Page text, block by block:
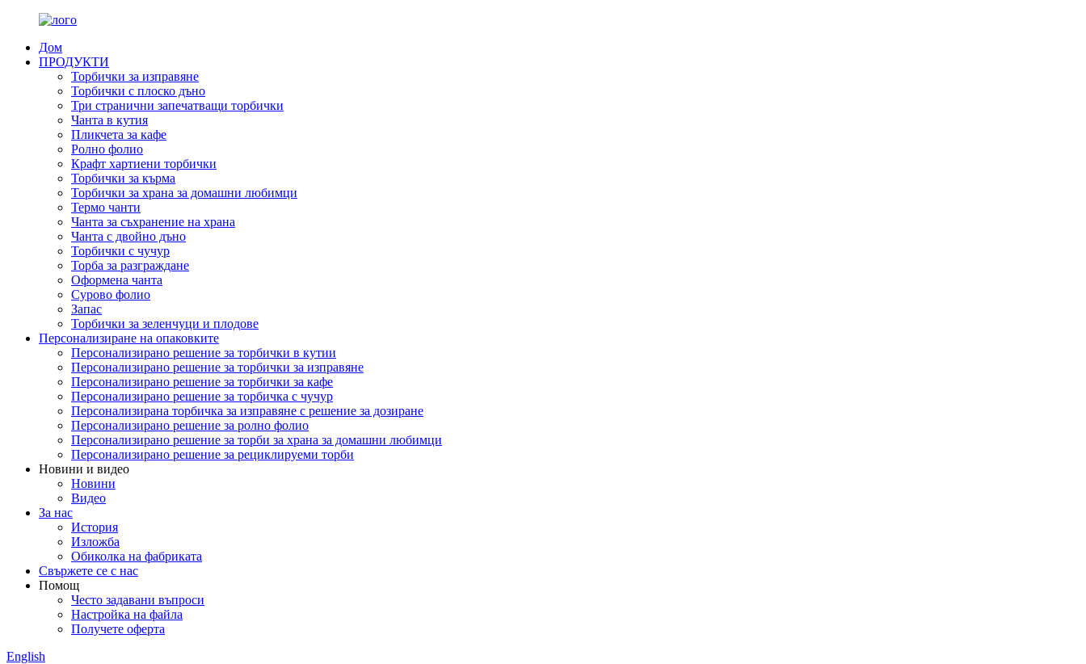
Дом
ПРОДУКТИ
Торбички за изправяне
Торбички с плоско дъно
Три странични запечатващи торбички
Чанта в кутия
Пликчета за кафе
Ролно фолио
Крафт хартиени торбички
Торбички за кърма
Торбички за храна за домашни любимци
Термо чанти
Чанта за съхранение на храна
Чанта с двойно дъно
Торбички с чучур
Торба за разграждане
Оформена чанта
Сурово фолио
Запас
Торбички за зеленчуци и плодове
Персонализиране на опаковките
Персонализирано решение за торбички в кутии
Персонализирано решение за торбички за изправяне
Персонализирано решение за торбички за кафе
Персонализирано решение за торбичка с чучур
Персонализирана торбичка за изправяне с решение за дозиране
Персонализирано решение за ролно фолио
Персонализирано решение за торби за храна за домашни любимци
Персонализирано решение за рециклируеми торби
Новини и видео
Новини
Видео
За нас
История
Изложба
Обиколка на фабриката
Свържете се с нас
Помощ
Често задавани въпроси
Настройка на файла
Получете оферта
English